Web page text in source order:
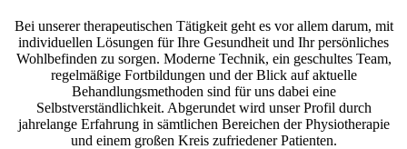
Bei unserer therapeutischen Tätigkeit geht es vor allem darum, mit
individuellen Lösungen für Ihre Gesundheit und Ihr persönliches
Wohlbefinden zu sorgen. Moderne Technik, ein geschultes Team,
regelmäßige Fortbildungen und der Blick auf aktuelle
Behandlungsmethoden sind für uns dabei eine
Selbstverständlichkeit. Abgerundet wird unser Profil durch
jahrelange Erfahrung in sämtlichen Bereichen der Physiotherapie
und einem großen Kreis zufriedener Patienten.